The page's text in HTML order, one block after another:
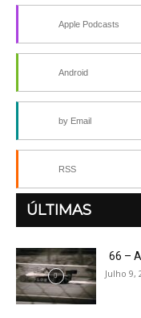
Apple Podcasts
Android
by Email
RSS
ÚLTIMAS
66 –
Julho 9,